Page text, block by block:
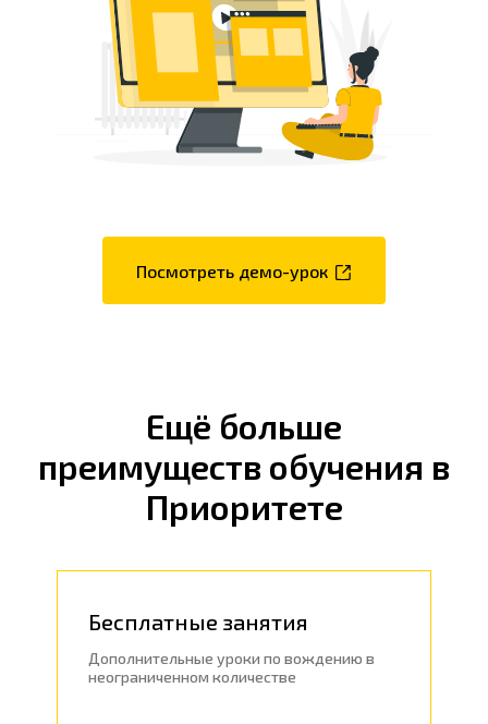
Посмотреть демо-урок
Ещё больше
преимуществ обучения в
Приоритете
Бесплатные занятия
Дополнительные уроки по вождению в
неограниченном количестве